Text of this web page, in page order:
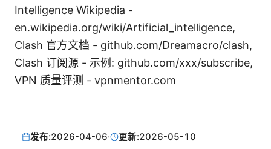
Intelligence Wikipedia -
en.wikipedia.org/wiki/Artificial_intelligence,
Clash 官方文档 - github.com/Dreamacro/clash,
Clash 订阅源 - 示例: github.com/xxx/subscribe,
VPN 质量评测 - vpnmentor.com
发布:2026-04-06· 更新:2026-05-10